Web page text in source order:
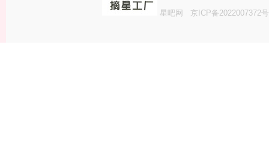
星吧网 京ICP备2022007372